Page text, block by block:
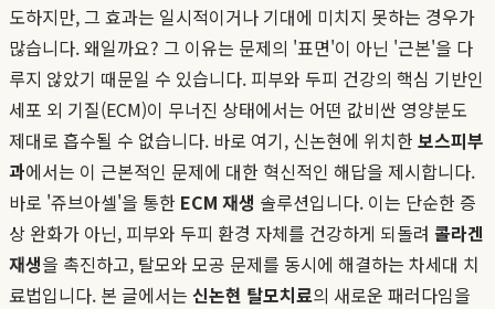
도하지만, 그 효과는 일시적이거나 기대에 미치지 못하는 경우가
많습니다. 왜일까요? 그 이유는 문제의 '표면'이 아닌 '근본'을 다
루지 않았기 때문일 수 있습니다. 피부와 두피 건강의 핵심 기반인
세포 외 기질(ECM)이 무너진 상태에서는 어떤 값비싼 영양분도
제대로 흡수될 수 없습니다. 바로 여기, 신논현에 위치한보스피부
과에서는 이 근본적인 문제에 대한 혁신적인 해답을 제시합니다.
바로 '쥬브아셀'을 통한 ECM 재생 솔루션입니다. 이는 단순한 증
상 완화가 아닌, 피부와 두피 환경 자체를 건강하게 되돌려 콜라겐
재생을 촉진하고, 탈모와 모공 문제를 동시에 해결하는 차세대 치
료법입니다. 본 글에서는 신논현 탈모치료의 새로운 패러다임을